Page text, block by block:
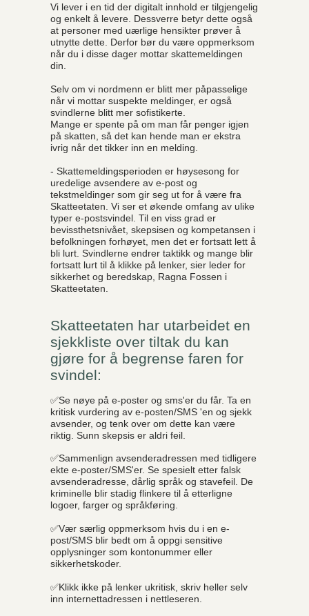
Vi lever i en tid der digitalt innhold er tilgjengelig
og enkelt å levere. Dessverre betyr dette også
at personer med uærlige hensikter prøver å
utnytte dette. Derfor bør du være oppmerksom
når du i disse dager mottar skattemeldingen
din.
Selv om vi nordmenn er blitt mer påpasselige
når vi mottar suspekte meldinger, er også
svindlerne blitt mer sofistikerte.
Mange er spente på om man får penger igjen
på skatten, så det kan hende man er ekstra
ivrig når det tikker inn en melding.
- Skattemeldingsperioden er høysesong for
uredelige avsendere av e-post og
tekstmeldinger som gir seg ut for å være fra
Skatteetaten. Vi ser et økende omfang av ulike
typer e-postsvindel. Til en viss grad er
bevissthetsnivået, skepsisen og kompetansen i
befolkningen forhøyet, men det er fortsatt lett å
bli lurt. Svindlerne endrer taktikk og mange blir
fortsatt lurt til å klikke på lenker, sier leder for
sikkerhet og beredskap, Ragna Fossen i
Skatteetaten.
Skatteetaten har utarbeidet en
sjekkliste over tiltak du kan
gjøre for å begrense faren for
svindel:
✅Se nøye på e-poster og sms'er du får. Ta en
kritisk vurdering av e-posten/SMS 'en og sjekk
avsender, og tenk over om dette kan være
riktig. Sunn skepsis er aldri feil.
✅Sammenlign avsenderadressen med tidligere
ekte e-poster/SMS'er. Se spesielt etter falsk
avsenderadresse, dårlig språk og stavefeil. De
kriminelle blir stadig flinkere til å etterligne
logoer, farger og språkføring.
✅Vær særlig oppmerksom hvis du i en e-
post/SMS blir bedt om å oppgi sensitive
opplysninger som kontonummer eller
sikkerhetskoder.
✅Klikk ikke på lenker ukritisk, skriv heller selv
inn internettadressen i nettleseren.